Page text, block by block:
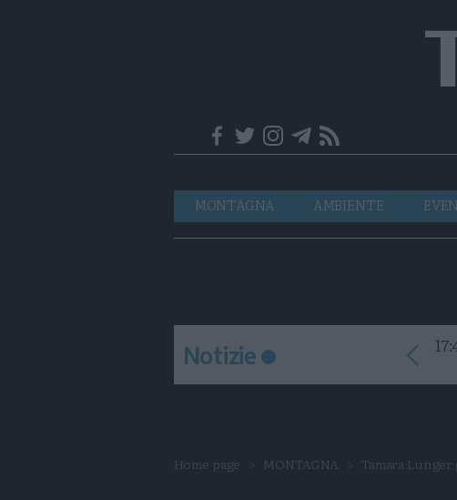
Navigazione
principale
MONTAGNA AMBIENTE
Notizie
Home page MONTAGNA Tamara